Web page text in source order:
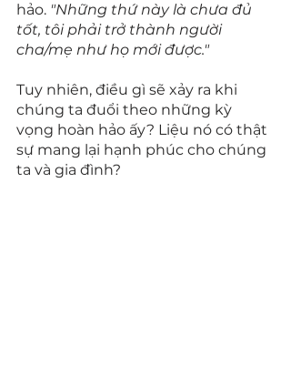
hảo. "Những thứ này là chưa đủ
tốt, tôi phải trở thành người
cha/mẹ như họ mới được."
Tuy nhiên, điều gì sẽ xảy ra khi
chúng ta đuổi theo những kỳ
vọng hoàn hảo ấy? Liệu nó có thật
sự mang lại hạnh phúc cho chúng
ta và gia đình?